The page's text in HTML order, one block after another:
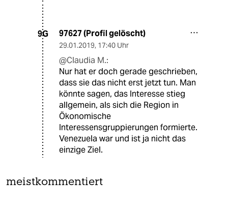
9G 97627 (Profil gelöscht)
29.01.2019, 17:40 Uhr
@Claudia M.:
Nur hat er doch gerade geschrieben,
dass sie das nicht erst jetzt tun. Man
könnte sagen, das Interesse stieg
allgemein, als sich die Region in
Ökonomische
Interessensgruppierungen formierte.
Venezuela war und ist ja nicht das
einzige Ziel.
meistkommentiert